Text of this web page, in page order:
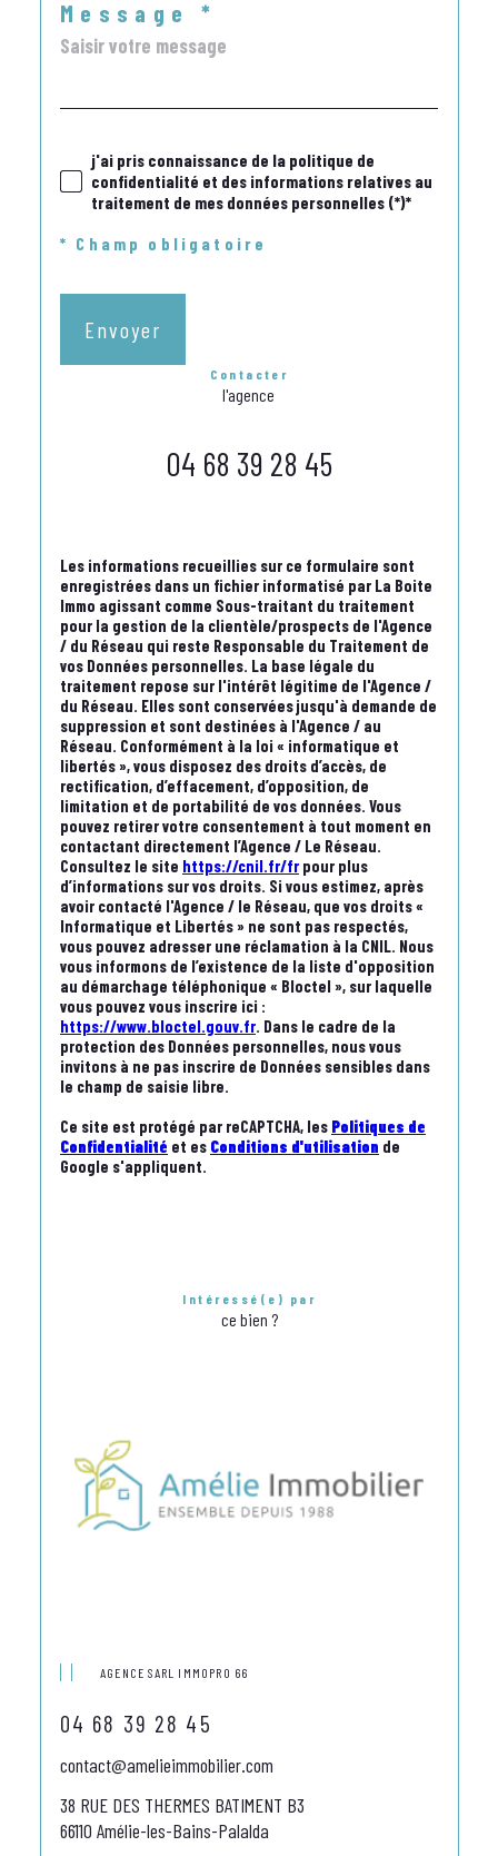
Message *
j'ai pris connaissance de la politique de
confidentialité et des informations relatives au
traitement de mes données personnelles (*)*
* Champ obligatoire
Envoyer
contacter
l'agence
04 68 39 28 45
Les informations recueillies sur ce formulaire sont
enregistrées dans un fichier informatisé par La Boite
Immo agissant comme Sous-traitant du traitement
pour la gestion de la clientèle/prospects de l'Agence
/ du Réseau qui reste Responsable du Traitement de
vos Données personnelles. La base légale du
traitement repose sur l'intérêt légitime de l'Agence /
du Réseau. Elles sont conservées jusqu'à demande de
suppression et sont destinées à l'Agence / au
Réseau. Conformément à la loi « informatique et
libertés », vous disposez des droits d’accès, de
rectification, d’effacement, d’opposition, de
limitation et de portabilité de vos données. Vous
pouvez retirer votre consentement à tout moment en
contactant directement l’Agence / Le Réseau.
Consultez le site https://cnil.fr/fr pour plus
d’informations sur vos droits. Si vous estimez, après
avoir contacté l'Agence / le Réseau, que vos droits «
Informatique et Libertés » ne sont pas respectés,
vous pouvez adresser une réclamation à la CNIL. Nous
vous informons de l’existence de la liste d'opposition
au démarchage téléphonique « Bloctel », sur laquelle
vous pouvez vous inscrire ici :
https://www.bloctel.gouv.fr. Dans le cadre de la
protection des Données personnelles, nous vous
invitons à ne pas inscrire de Données sensibles dans
le champ de saisie libre.
Ce site est protégé par reCAPTCHA, les Politiques de
Confidentialité et es Conditions d'utilisation de
Google s'appliquent.
Intéressé(e) par
ce bien ?
AGENCE SARL IMMOPRO 66
04 68 39 28 45
contact@amelieimmobilier.com
38 RUE DES THERMES BATIMENT B3
66110 Amélie-les-Bains-Palalda